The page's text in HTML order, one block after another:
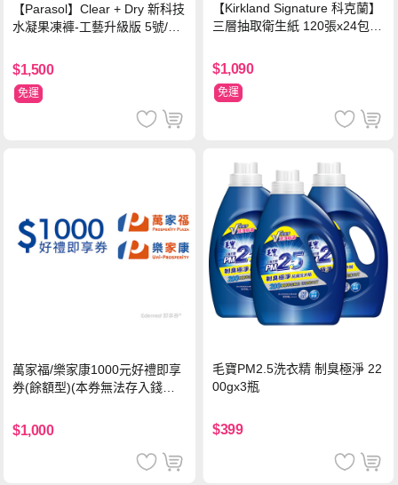
【Parasol】Clear + Dry 新科技
水凝果凍褲-工藝升級版 5號/XL
$1,500
免運
【Kirkland Signature 科克蘭】
三層抽取衛生紙 120張x24包x2
$1,090
免運
萬家福/樂家康1000元好禮即享
券(餘額型)(本券無法存入錢包
$1,000
毛寶PM2.5洗衣精 制臭極淨 22
00gx3瓶
$399